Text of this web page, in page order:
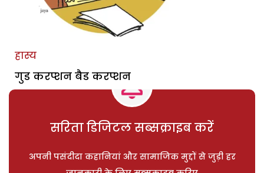
हास्य
गुड करप्शन बैड करप्शन
सरिता डिजिटल सब्सक्राइब करें
अपनी पसंदीदा कहानियां और सामाजिक मुद्दों से जुड़ी हर